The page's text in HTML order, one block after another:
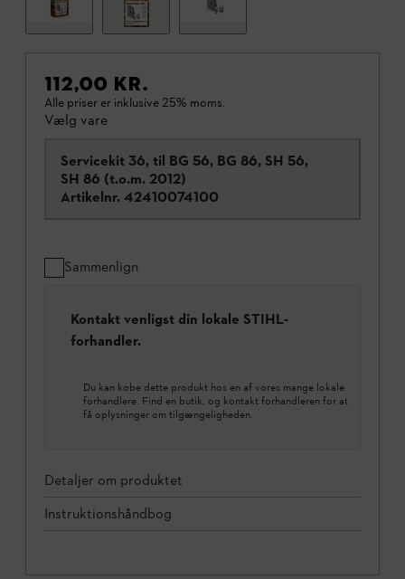
112,00 KR.
Alle priser er inklusive 25% moms.
Vælg vare
Servicekit 36, til BG 56, BG 86, SH 56,
SH 86 (t.o.m. 2012)
Artikelnr. 42410074100
Sammenlign
Kontakt venligst din lokale STIHL-
forhandler.
Du kan købe dette produkt hos en af vores mange lokale
forhandlere. Find en butik, og kontakt forhandleren for at
få oplysninger om tilgængeligheden.
Detaljer om produktet
Instruktionshåndbog